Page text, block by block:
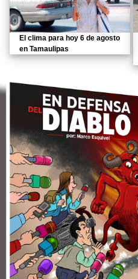
El clima para hoy 6 de agosto
en Tamaulipas